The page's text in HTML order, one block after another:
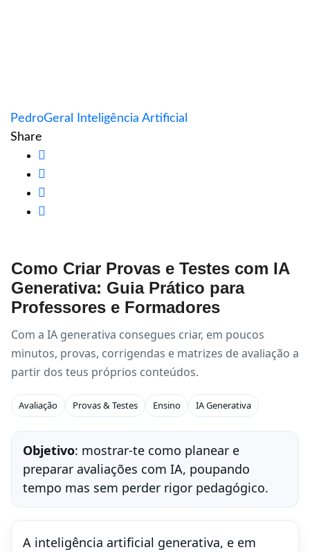
PedroGeral Inteligência Artificial
Share
Como Criar Provas e Testes com IA
Generativa: Guia Prático para
Professores e Formadores
Com a IA generativa consegues criar, em poucos
minutos, provas, corrigendas e matrizes de avaliação a
partir dos teus próprios conteúdos.
Avaliação Provas & Testes Ensino IA Generativa
Objetivo: mostrar-te como planear e
preparar avaliações com IA, poupando
tempo mas sem perder rigor pedagógico.
A inteligência artificial generativa, e em